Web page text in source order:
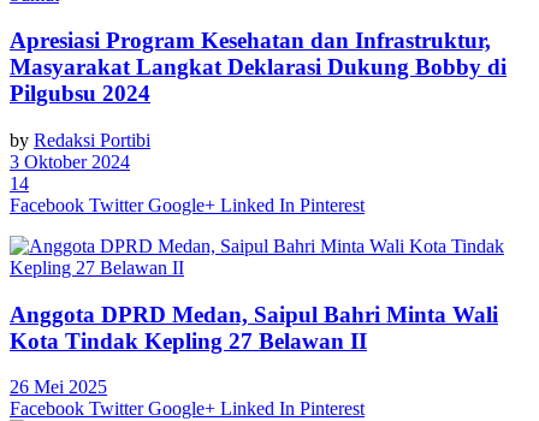
Apresiasi Program Kesehatan dan Infrastruktur,
Masyarakat Langkat Deklarasi Dukung Bobby di
Pilgubsu 2024
by Redaksi Portibi
3 Oktober 2024
14
Facebook Twitter Google+ Linked In Pinterest
Anggota DPRD Medan, Saipul Bahri Minta Wali
Kota Tindak Kepling 27 Belawan II
26 Mei 2025
Facebook Twitter Google+ Linked In Pinterest